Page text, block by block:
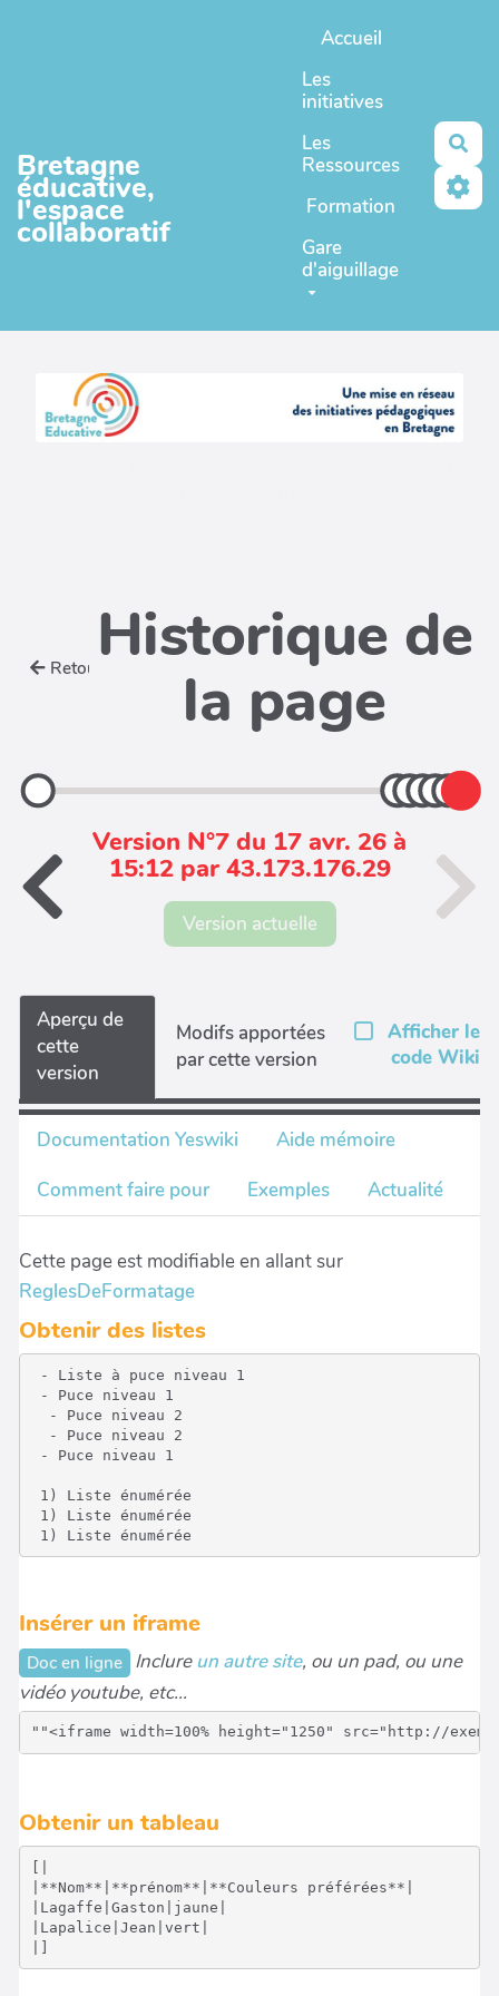
Bretagne
éducative,
l'espace
collaboratif
Accueil
Les
initiatives
Les
Ressources
Formation
Gare
d'aiguillage
Retour Historique de
la page
Version N°7 du 17 avr. 26 à
15:12 par 43.173.176.29
Version actuelle
Aperçu de
cette
version
Modifs apportées
par cette version
Afficher le
code Wiki